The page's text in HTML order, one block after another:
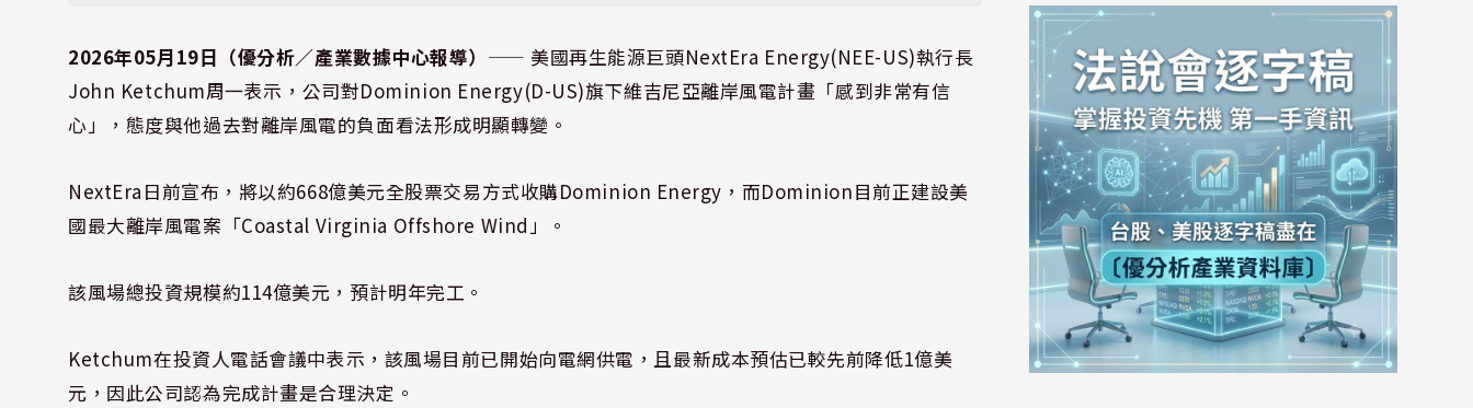
2026年05月19日（優分析／產業數據中心報導） ⸺ 美國再生能源巨頭NextEra Energy(NEE-US)執行長
John Ketchum周一表示，公司對Dominion Energy(D-US)旗下維吉尼亞離岸風電計畫「感到非常有信
心」，態度與他過去對離岸風電的負面看法形成明顯轉變。
NextEra日前宣布，將以約668億美元全股票交易方式收購Dominion Energy，而Dominion目前正建設美
國最大離岸風電案「Coastal Virginia Offshore Wind」。
該風場總投資規模約114億美元，預計明年完工。
Ketchum在投資人電話會議中表示，該風場目前已開始向電網供電，且最新成本預估已較先前降低1億美
元，因此公司認為完成計畫是合理決定。